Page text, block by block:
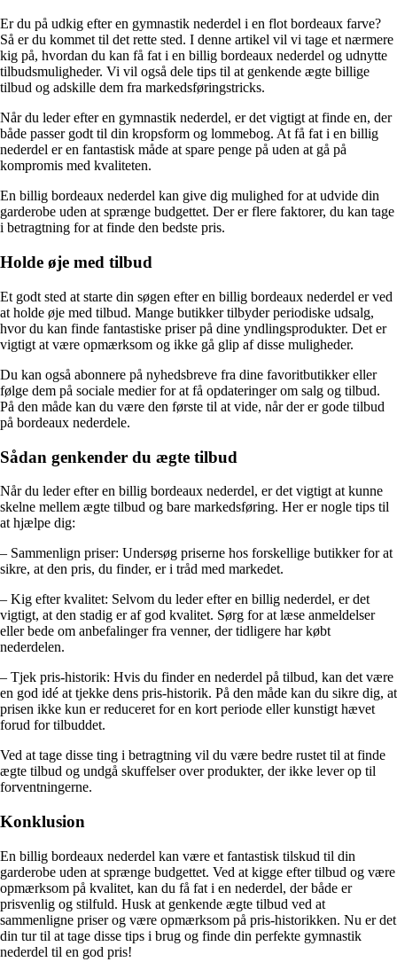
Er du på udkig efter en gymnastik nederdel i en flot bordeaux farve?
Så er du kommet til det rette sted. I denne artikel vil vi tage et nærmere
kig på, hvordan du kan få fat i en billig bordeaux nederdel og udnytte
tilbudsmuligheder. Vi vil også dele tips til at genkende ægte billige
tilbud og adskille dem fra markedsføringstricks.
Når du leder efter en gymnastik nederdel, er det vigtigt at finde en, der
både passer godt til din kropsform og lommebog. At få fat i en billig
nederdel er en fantastisk måde at spare penge på uden at gå på
kompromis med kvaliteten.
En billig bordeaux nederdel kan give dig mulighed for at udvide din
garderobe uden at sprænge budgettet. Der er flere faktorer, du kan tage
i betragtning for at finde den bedste pris.
Holde øje med tilbud
Et godt sted at starte din søgen efter en billig bordeaux nederdel er ved
at holde øje med tilbud. Mange butikker tilbyder periodiske udsalg,
hvor du kan finde fantastiske priser på dine yndlingsprodukter. Det er
vigtigt at være opmærksom og ikke gå glip af disse muligheder.
Du kan også abonnere på nyhedsbreve fra dine favoritbutikker eller
følge dem på sociale medier for at få opdateringer om salg og tilbud.
På den måde kan du være den første til at vide, når der er gode tilbud
på bordeaux nederdele.
Sådan genkender du ægte tilbud
Når du leder efter en billig bordeaux nederdel, er det vigtigt at kunne
skelne mellem ægte tilbud og bare markedsføring. Her er nogle tips til
at hjælpe dig:
– Sammenlign priser: Undersøg priserne hos forskellige butikker for at
sikre, at den pris, du finder, er i tråd med markedet.
– Kig efter kvalitet: Selvom du leder efter en billig nederdel, er det
vigtigt, at den stadig er af god kvalitet. Sørg for at læse anmeldelser
eller bede om anbefalinger fra venner, der tidligere har købt
nederdelen.
– Tjek pris-historik: Hvis du finder en nederdel på tilbud, kan det være
en god idé at tjekke dens pris-historik. På den måde kan du sikre dig, at
prisen ikke kun er reduceret for en kort periode eller kunstigt hævet
forud for tilbuddet.
Ved at tage disse ting i betragtning vil du være bedre rustet til at finde
ægte tilbud og undgå skuffelser over produkter, der ikke lever op til
forventningerne.
Konklusion
En billig bordeaux nederdel kan være et fantastisk tilskud til din
garderobe uden at sprænge budgettet. Ved at kigge efter tilbud og være
opmærksom på kvalitet, kan du få fat i en nederdel, der både er
prisvenlig og stilfuld. Husk at genkende ægte tilbud ved at
sammenligne priser og være opmærksom på pris-historikken. Nu er det
din tur til at tage disse tips i brug og finde din perfekte gymnastik
nederdel til en god pris!